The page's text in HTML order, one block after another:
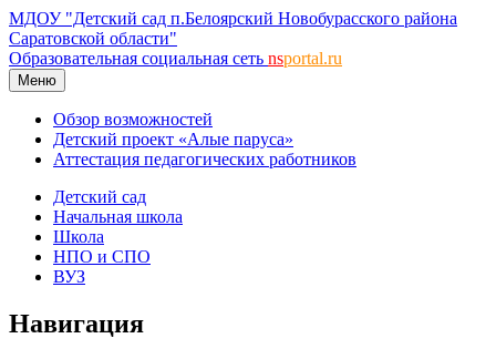
МДОУ "Детский сад п.Белоярский Новобурасского района
Саратовской области"
Образовательная социальная сеть nsportal.ru
Меню
Обзор возможностей
Детский проект «Алые паруса»
Аттестация педагогических работников
Детский сад
Начальная школа
Школа
НПО и СПО
ВУЗ
Навигация